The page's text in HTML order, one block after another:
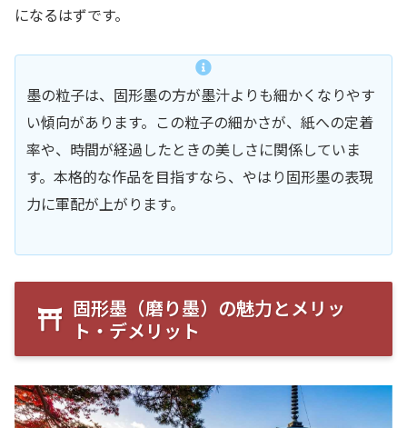
になるはずです。
墨の粒子は、固形墨の方が墨汁よりも細かくなりやす
い傾向があります。この粒子の細かさが、紙への定着
率や、時間が経過したときの美しさに関係していま
す。本格的な作品を目指すなら、やはり固形墨の表現
力に軍配が上がります。
固形墨（磨り墨）の魅力とメリッ
ト・デメリット